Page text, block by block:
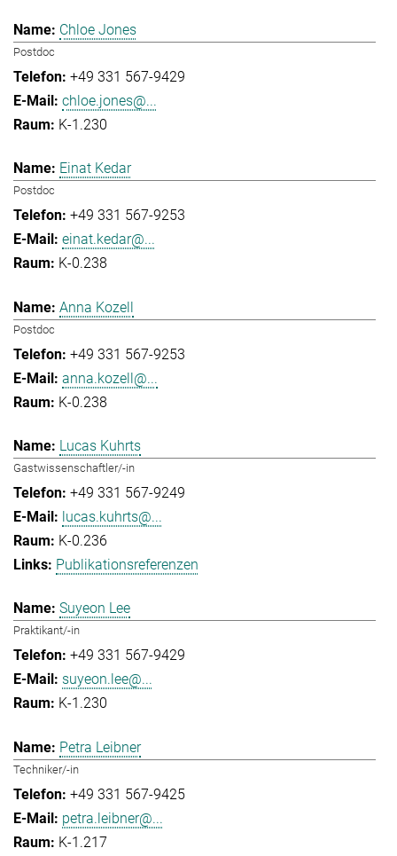
Chloe Jones
Postdoc
+49 331 567-9429
chloe.jones@...
K-1.230
Einat Kedar
Postdoc
+49 331 567-9253
einat.kedar@...
K-0.238
Anna Kozell
Postdoc
+49 331 567-9253
anna.kozell@...
K-0.238
Lucas Kuhrts
Gastwissenschaftler/-in
+49 331 567-9249
lucas.kuhrts@...
K-0.236
Publikationsreferenzen
Suyeon Lee
Praktikant/-in
+49 331 567-9429
suyeon.lee@...
K-1.230
Petra Leibner
Techniker/-in
+49 331 567-9425
petra.leibner@...
K-1.217